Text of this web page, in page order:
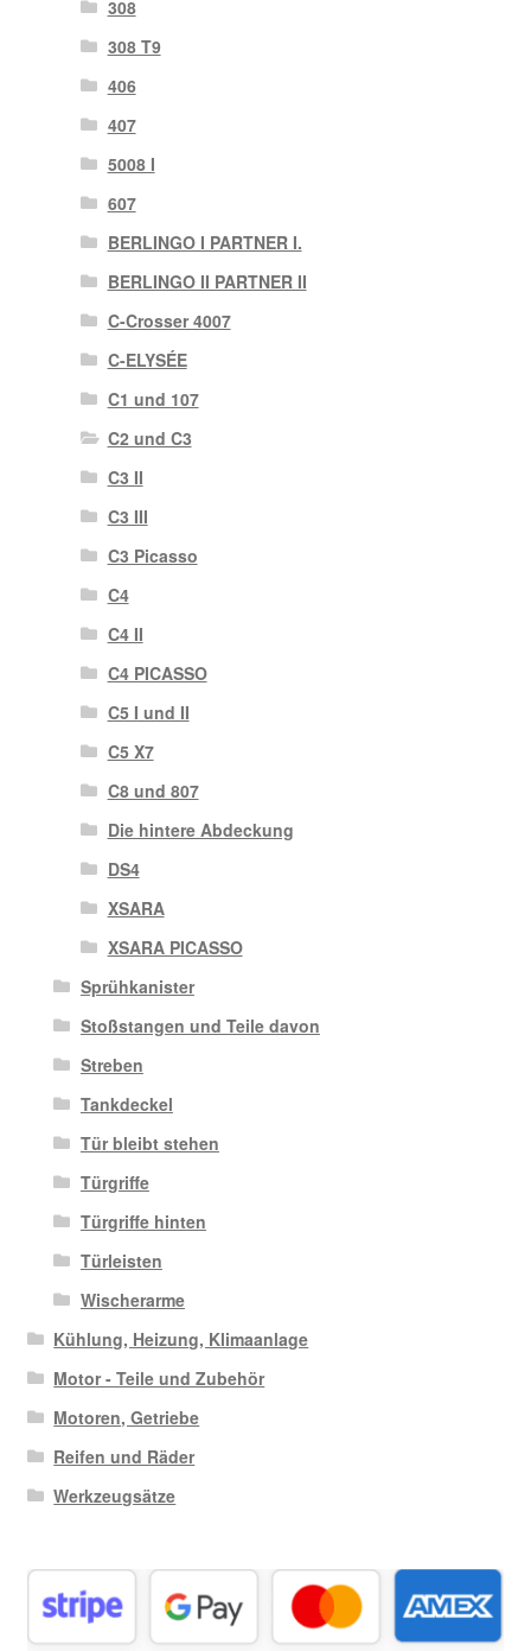
308
308 T9
406
407
5008 I
607
BERLINGO I PARTNER I.
BERLINGO II PARTNER II
C-Crosser 4007
C-ELYSÉE
C1 und 107
C2 und C3
C3 II
C3 III
C3 Picasso
C4
C4 II
C4 PICASSO
C5 I und II
C5 X7
C8 und 807
Die hintere Abdeckung
DS4
XSARA
XSARA PICASSO
Sprühkanister
Stoßstangen und Teile davon
Streben
Tankdeckel
Tür bleibt stehen
Türgriffe
Türgriffe hinten
Türleisten
Wischerarme
Kühlung, Heizung, Klimaanlage
Motor - Teile und Zubehör
Motoren, Getriebe
Reifen und Räder
Werkzeugsätze